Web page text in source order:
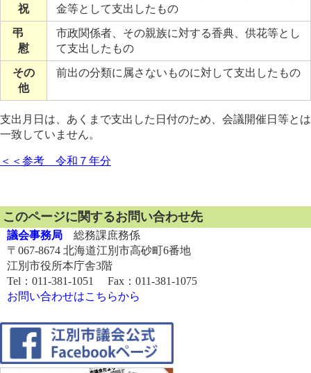
祝
金等として支出したもの
弔
慰
市政関係者、その親族に対する香典、供花等とし
て支出したもの
その
他
前出の分類に属さないものに対して支出したもの
支出月日は、あくまで支出した日付のため、会議開催日等とは
一致していません。
＜＜参考 令和７年分
このページに関するお問い合わせ先
議会事務局 総務課庶務係
〒067-8674 北海道江別市高砂町6番地
江別市役所本庁舎3階
Tel：011-381-1051 Fax：011-381-1075
お問い合わせはこちらから